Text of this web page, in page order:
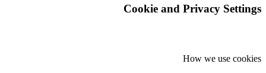
Cookie and Privacy Settings
How we use cookies